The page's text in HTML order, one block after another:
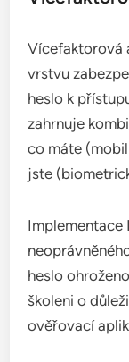
Vícefaktorová
vrstvu
heslo k
zahrnuje
co máte
jste
Implementace
heslo
školeni o
ověřovací